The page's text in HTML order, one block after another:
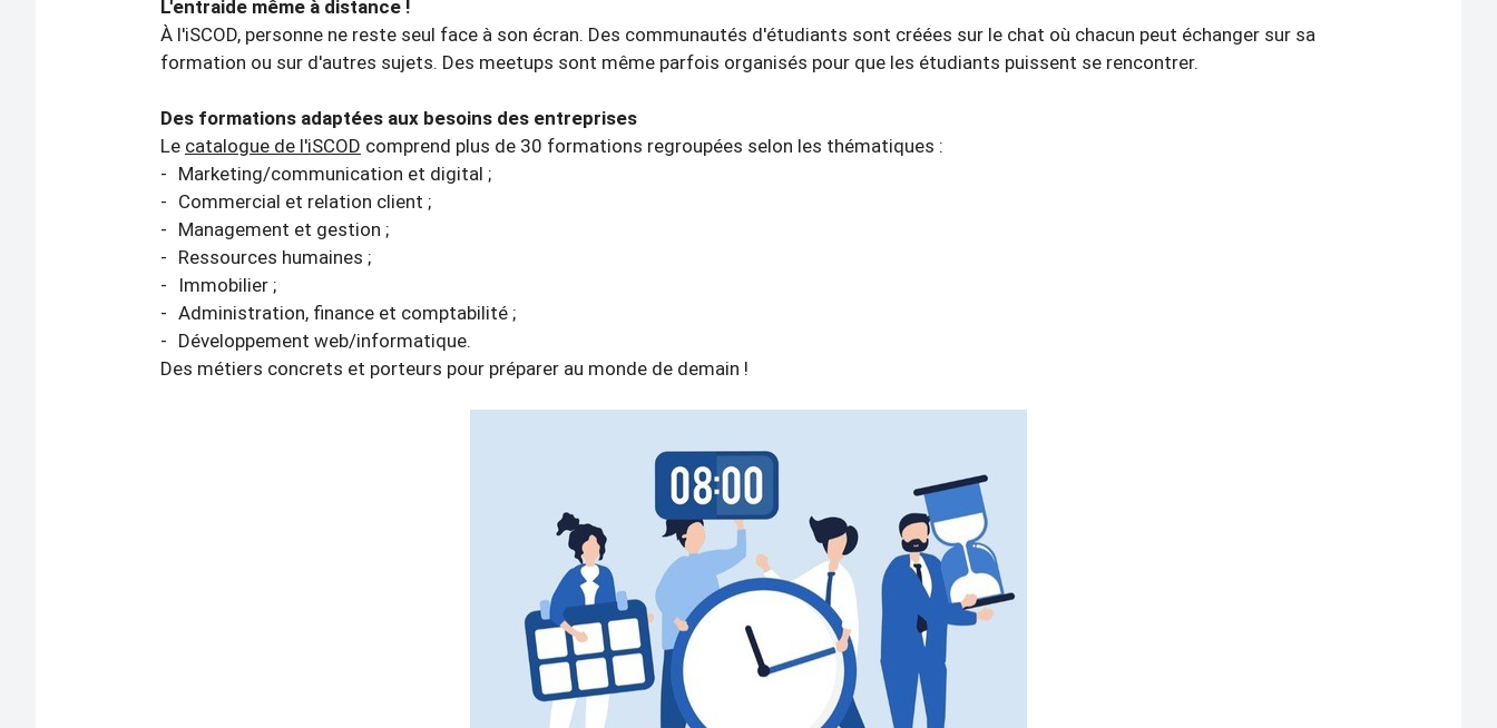
L'entraide même à distance !
À l'iSCOD, personne ne reste seul face à son écran. Des communautés d'étudiants sont créées sur le chat où chacun peut échanger sur sa
formation ou sur d'autres sujets. Des meetups sont même parfois organisés pour que les étudiants puissent se rencontrer.
Des formations adaptées aux besoins des entreprises
Le catalogue de l'iSCOD comprend plus de 30 formations regroupées selon les thématiques :
- Marketing/communication et digital ;
- Commercial et relation client ;
- Management et gestion ;
- Ressources humaines ;
-
Immobilier ;
- Administration, finance et comptabilité ;
- Développement web/informatique.
Des métiers concrets et porteurs pour préparer au monde de demain !